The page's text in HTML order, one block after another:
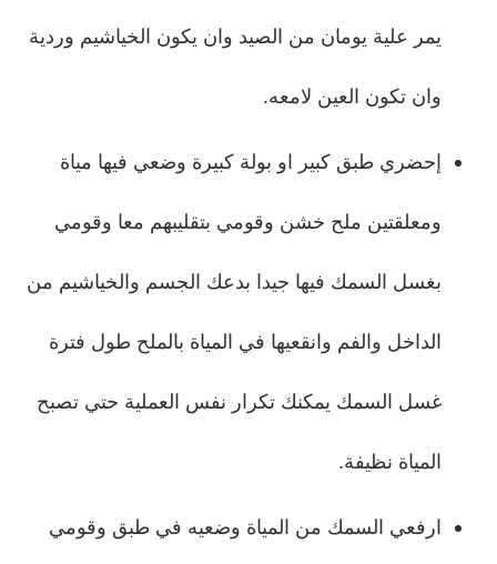
يمر علية يومان من الصيد وان يكون الخياشيم وردية
وان تكون العين لامعه.
إحضري طبق كبير او بولة كبيرة وضعي فيها مياة
ومعلقتين ملح خشن وقومي بتقليبهم معا وقومي
بغسل السمك فيها جيدا بدعك الجسم والخياشيم من
الداخل والفم وانقعيها في المياة بالملح طول فترة
غسل السمك يمكنك تكرار نفس العملية حتي تصبح
المياة نظيفة.
ارفعي السمك من المياة وضعيه في طبق وقومي